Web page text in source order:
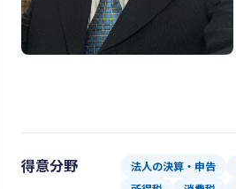
得意分野 法人の決算・申告